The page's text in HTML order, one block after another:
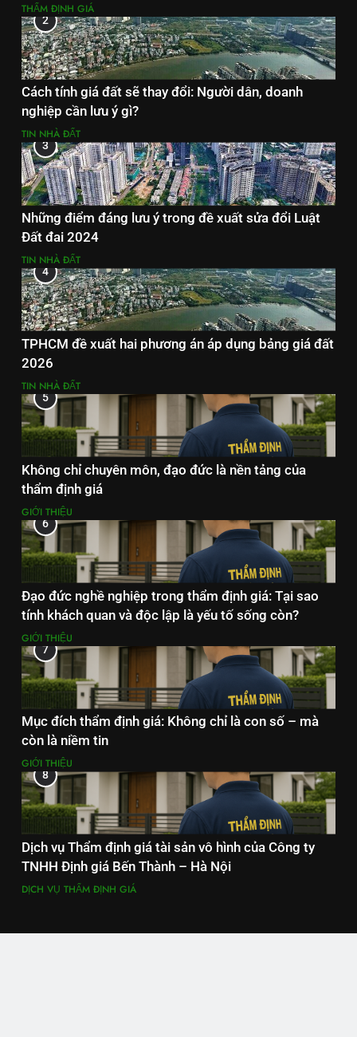
THẨM ĐỊNH GIÁ
2
Cách tính giá đất sẽ thay đổi: Người dân, doanh
nghiệp cần lưu ý gì?
TIN NHÀ ĐẤT
3
Những điểm đáng lưu ý trong đề xuất sửa đổi Luật
Đất đai 2024
TIN NHÀ ĐẤT
4
TPHCM đề xuất hai phương án áp dụng bảng giá đất
2026
TIN NHÀ ĐẤT
5
Không chỉ chuyên môn, đạo đức là nền tảng của
thẩm định giá
GIỚI THIỆU
6
Đạo đức nghề nghiệp trong thẩm định giá: Tại sao
tính khách quan và độc lập là yếu tố sống còn?
GIỚI THIỆU
7
Mục đích thẩm định giá: Không chỉ là con số – mà
còn là niềm tin
GIỚI THIỆU
8
Dịch vụ Thẩm định giá tài sản vô hình của Công ty
TNHH Định giá Bến Thành – Hà Nội
DỊCH VỤ THẨM ĐỊNH GIÁ